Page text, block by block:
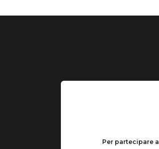
Per partecipare